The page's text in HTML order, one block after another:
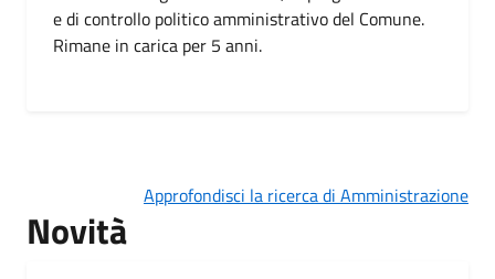
e di controllo politico amministrativo del Comune.
Rimane in carica per 5 anni.
Approfondisci la ricerca di Amministrazione
Novità